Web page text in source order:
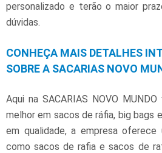
personalizado e terão o maior
dúvidas.
CONHEÇA MAIS DETALHES
SOBRE A SACARIAS NOVO
Aqui na SACARIAS NOVO
melhor em sacos de ráfia, big bags
em qualidade, a empresa oferece
como sacos de rafia e sacos de